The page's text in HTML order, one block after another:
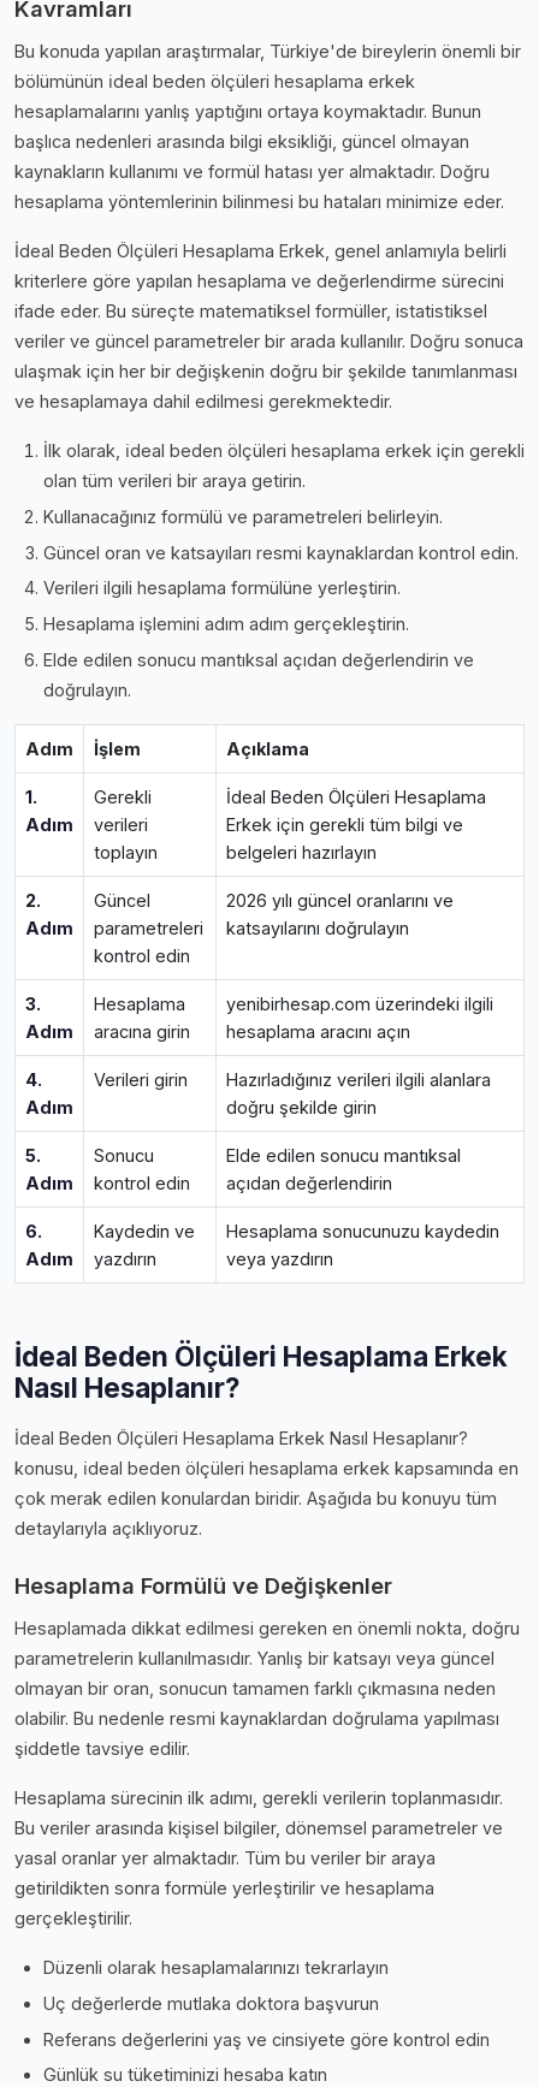
Kavramları
Bu konuda yapılan araştırmalar, Türkiye'de bireylerin önemli bir
bölümünün i̇deal beden ölçüleri hesaplama erkek
hesaplamalarını yanlış yaptığını ortaya koymaktadır. Bunun
başlıca nedenleri arasında bilgi eksikliği, güncel olmayan
kaynakların kullanımı ve formül hatası yer almaktadır. Doğru
hesaplama yöntemlerinin bilinmesi bu hataları minimize eder.
İdeal Beden Ölçüleri Hesaplama Erkek, genel anlamıyla belirli
kriterlere göre yapılan hesaplama ve değerlendirme sürecini
ifade eder. Bu süreçte matematiksel formüller, istatistiksel
veriler ve güncel parametreler bir arada kullanılır. Doğru sonuca
ulaşmak için her bir değişkenin doğru bir şekilde tanımlanması
ve hesaplamaya dahil edilmesi gerekmektedir.
İlk olarak, i̇deal beden ölçüleri hesaplama erkek için gerekli
olan tüm verileri bir araya getirin.
Kullanacağınız formülü ve parametreleri belirleyin.
Güncel oran ve katsayıları resmi kaynaklardan kontrol edin.
Verileri ilgili hesaplama formülüne yerleştirin.
Hesaplama işlemini adım adım gerçekleştirin.
Elde edilen sonucu mantıksal açıdan değerlendirin ve
doğrulayın.
Adım İşlem Açıklama
1.
Adım
Gerekli
verileri
toplayın
İdeal Beden Ölçüleri Hesaplama
Erkek için gerekli tüm bilgi ve
belgeleri hazırlayın
2.
Adım
Güncel
parametreleri
kontrol edin
2026 yılı güncel oranlarını ve
katsayılarını doğrulayın
3.
Adım
Hesaplama
aracına girin
yenibirhesap.com üzerindeki ilgili
hesaplama aracını açın
4.
Adım
Verileri girin
Hazırladığınız verileri ilgili alanlara
doğru şekilde girin
5.
Adım
Sonucu
kontrol edin
Elde edilen sonucu mantıksal
açıdan değerlendirin
6.
Adım
Kaydedin ve
yazdırın
Hesaplama sonucunuzu kaydedin
veya yazdırın
İdeal Beden Ölçüleri Hesaplama Erkek
Nasıl Hesaplanır?
İdeal Beden Ölçüleri Hesaplama Erkek Nasıl Hesaplanır?
konusu, i̇deal beden ölçüleri hesaplama erkek kapsamında en
çok merak edilen konulardan biridir. Aşağıda bu konuyu tüm
detaylarıyla açıklıyoruz.
Hesaplama Formülü ve Değişkenler
Hesaplamada dikkat edilmesi gereken en önemli nokta, doğru
parametrelerin kullanılmasıdır. Yanlış bir katsayı veya güncel
olmayan bir oran, sonucun tamamen farklı çıkmasına neden
olabilir. Bu nedenle resmi kaynaklardan doğrulama yapılması
şiddetle tavsiye edilir.
Hesaplama sürecinin ilk adımı, gerekli verilerin toplanmasıdır.
Bu veriler arasında kişisel bilgiler, dönemsel parametreler ve
yasal oranlar yer almaktadır. Tüm bu veriler bir araya
getirildikten sonra formüle yerleştirilir ve hesaplama
gerçekleştirilir.
Düzenli olarak hesaplamalarınızı tekrarlayın
Uç değerlerde mutlaka doktora başvurun
Referans değerlerini yaş ve cinsiyete göre kontrol edin
Günlük su tüketiminizi hesaba katın